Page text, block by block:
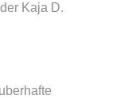
Kaja D.